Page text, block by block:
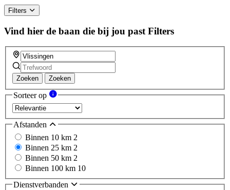
Filters
Vind hier de baan die bij jou past Filters
Zoeken Zoeken
Sorteer op
Afstanden
Binnen 10 km 2
Binnen 25 km 2
Binnen 50 km 2
Binnen 100 km 10
Dienstverbanden